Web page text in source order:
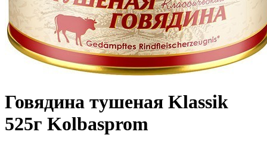
Говядина тушеная Klassik
525г Kolbasprom